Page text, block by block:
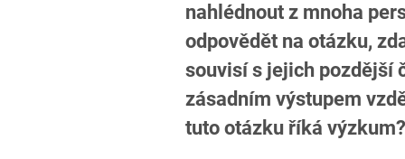
nahlédnout z mnoha
odpovědět na otázku,
souvisí s jejich pozdější
zásadním výstupem
tuto otázku říká výzkum?